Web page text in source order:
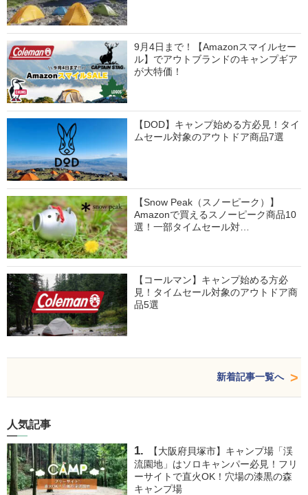
9月4日まで！【Amazonスマイルセー
ル】でアウトブランドのキャンプギア
が大特価！
【DOD】キャンプ始める方必見！タイ
ムセール対象のアウトドア商品7選
【Snow Peak（スノーピーク）】
Amazonで買えるスノーピーク商品10
選！一部タイムセール対…
【コールマン】キャンプ始める方必
見！タイムセール対象のアウトドア商
品5選
新着記事一覧へ
人気記事
【大阪府貝塚市】キャンプ場「渓
流園地」はソロキャンパー必見！フリ
ーサイトで直火OK！穴場の漆黒の森
キャンプ場